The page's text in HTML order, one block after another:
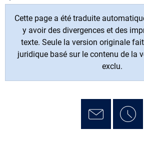
Cette page a été traduite
y avoir des divergences et des
texte. Seule la version originale
juridique basé sur le contenu de la
exclu.